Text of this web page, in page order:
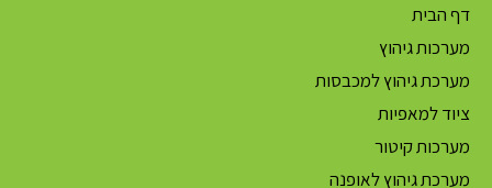
דף הבית
מערכות גיהוץ
מערכת גיהוץ למכבסות
ציוד למאפיות
מערכות קיטור
מערכת גיהוץ לאופנה